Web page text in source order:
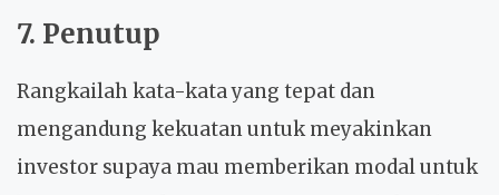
7. Penutup
Rangkailah kata-kata yang tepat dan
mengandung kekuatan untuk meyakinkan
investor supaya mau memberikan modal untuk